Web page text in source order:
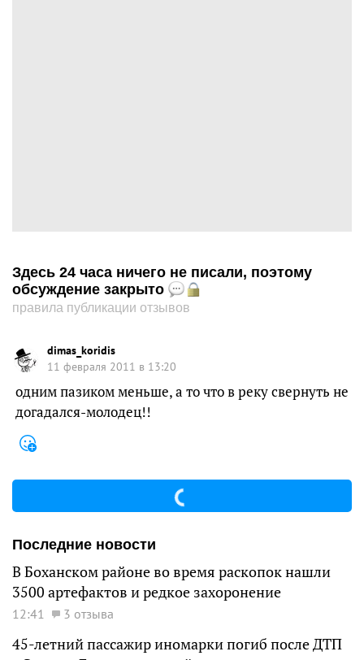
Здесь 24 часа ничего не писали, поэтому
обсуждение закрыто
правила публикации отзывов
dimas_koridis
11 февраля 2011 в 13:20
одним пазиком меньше, а то что в реку свернуть не
догадался-молодец!!
Последние новости
В Боханском районе во время раскопок нашли
3500 артефактов и редкое захоронение
12:41 3 отзыва
45-летний пассажир иномарки погиб после ДТП